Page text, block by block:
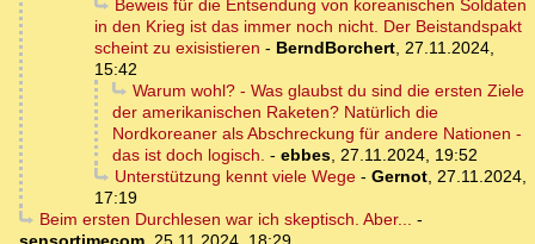
Beweis für die Entsendung von koreanischen Soldaten
in den Krieg ist das immer noch nicht. Der Beistandspakt
scheint zu exisistieren - BerndBorchert, 27.11.2024,
15:42
Warum wohl? - Was glaubst du sind die ersten Ziele
der amerikanischen Raketen? Natürlich die
Nordkoreaner als Abschreckung für andere Nationen -
das ist doch logisch. - ebbes, 27.11.2024, 19:52
Unterstützung kennt viele Wege- Gernot, 27.11.2024,
17:19
Beim ersten Durchlesen war ich skeptisch. Aber... -